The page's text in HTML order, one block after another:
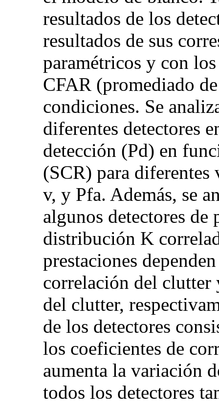
resultados de los
resultados de sus
paramétricos y con
CFAR (promediado
condiciones. Se
diferentes detectores
detección (Pd) en
(SCR) para
v, y Pfa. Además, se
algunos detectores
distribución K
prestaciones
correlación del clutter
del clutter,
de los detectores
los coeficientes de
aumenta la variación
todos los detectores